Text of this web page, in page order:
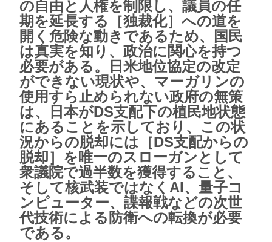
の自由と人権を制限し、議員の任
期を延長する［独裁化］への道を
開く危険な動きであるため、国民
は真実を知り、政治に関心を持つ
必要がある。日米地位協定の改定
ができない現状や、マーガリンの
使用すら止められない政府の無策
は、日本がDS支配下の植民地状態
にあることを示しており、この状
況からの脱却には［DS支配からの
脱却］を唯一のスローガンとして
衆議院で過半数を獲得すること、
そして核武装ではなくAI、量子コ
ンピューター、諜報戦などの次世
代技術による防衛への転換が必要
である。